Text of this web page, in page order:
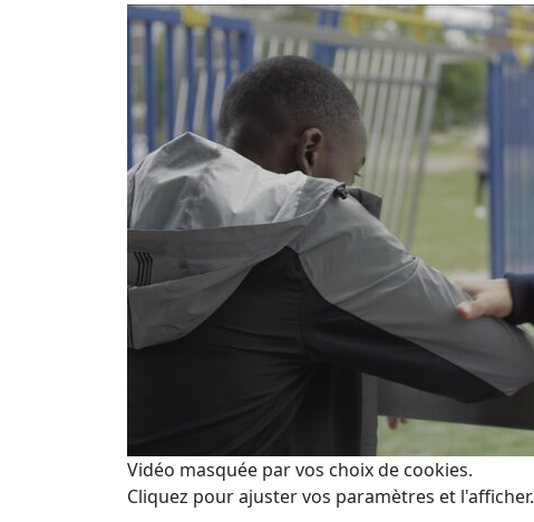
Vidéo masquée par vos choix de cookies.
Cliquez pour ajuster vos paramètres et l'afficher.